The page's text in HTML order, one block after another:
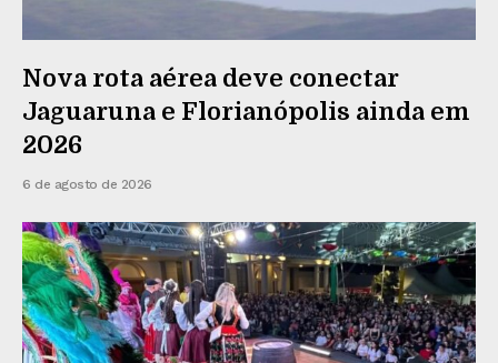
Nova rota aérea deve conectar
Jaguaruna e Florianópolis ainda em
2026
6 de agosto de 2026